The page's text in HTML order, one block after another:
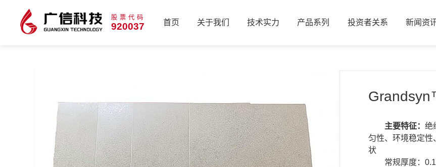
股票代码
920037 首页 关于我们 技术实力 产品系列 投资者关系 新闻资
主要特征： 绝
匀性、环境稳定性
状
常规厚度：